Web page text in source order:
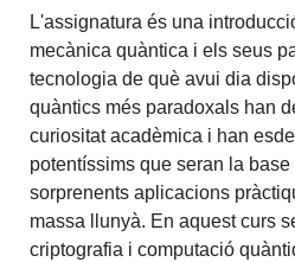
L'assignatura és una
mecànica quàntica i els seus
tecnologia de què avui dia
quàntics més paradoxals han
curiositat acadèmica i han
potentíssims que seran la
sorprenents aplicacions
massa llunyà. En aquest curs
criptografia i computació